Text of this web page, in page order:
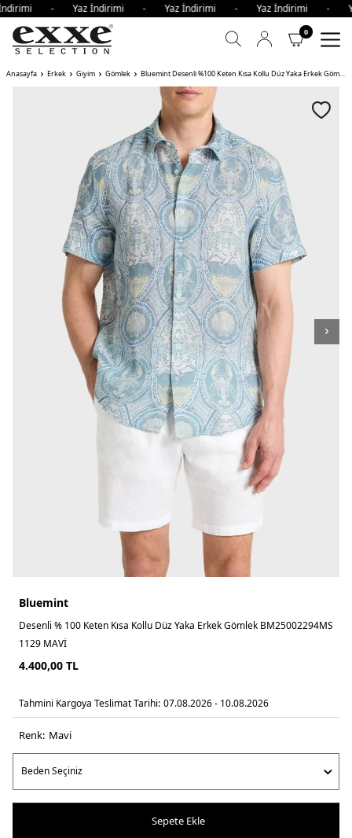
- Yaz İndirimi - Yaz İndirimi - Yaz İndirimi
0
Anasayfa Erkek Giyim Gömlek Bluemint Desenli %100 Keten Kısa Kollu Düz Yaka Erkek Gömlek
Bluemint
Desenli % 100 Keten Kısa Kollu Düz Yaka Erkek Gömlek BM25002294MS
1129 MAVİ
4.400,00 TL
Tahmini Kargoya Teslimat Tarihi: 07.08.2026 - 10.08.2026
Renk: mavi̇
Sepete Ekle